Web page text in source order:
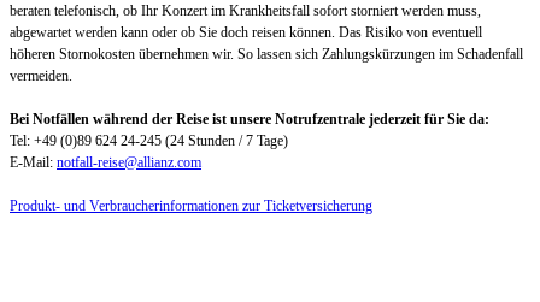
beraten telefonisch, ob Ihr Konzert im Krankheitsfall sofort storniert werden muss,
abgewartet werden kann oder ob Sie doch reisen können. Das Risiko von eventuell
höheren Stornokosten übernehmen wir. So lassen sich Zahlungskürzungen im Schadenfall
vermeiden.
Bei Notfällen während der Reise ist unsere Notrufzentrale jederzeit für Sie da:
Tel: +49 (0)89 624 24-245 (24 Stunden / 7 Tage)
E-Mail: notfall-reise@allianz.com
Produkt- und Verbraucherinformationen zur Ticketversicherung